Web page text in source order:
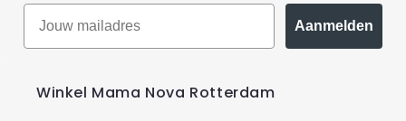
Aanmelden
Winkel Mama Nova Rotterdam